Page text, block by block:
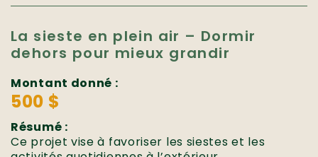
La sieste en plein air – Dormir
dehors pour mieux grandir
Montant donné :
500 $
Résumé :
Ce projet vise à favoriser les siestes et les